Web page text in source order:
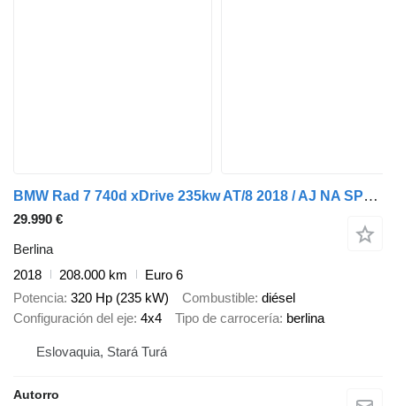
BMW Rad 7 740d xDrive 235kw AT/8 2018 / AJ NA SPLÁTKY / PROTIÚČET
29.990 €
Berlina
2018
208.000 km
Euro 6
Potencia 320 Hp (235 kW) Combustible diésel
Configuración del eje 4x4 Tipo de carrocería berlina
Eslovaquia, Stará Turá
Autorro